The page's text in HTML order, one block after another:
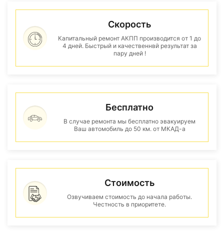
Скорость
Капитальный ремонт АКПП производится от 1 до
4 дней. Быстрый и качественнвй результат за
пару дней !
Бесплатно
В случае ремонта мы бесплатно эвакуируем
Ваш автомобиль до 50 км. от МКАД-а
Стоимость
Озвучиваем стоимость до начала работы.
Честность в приоритете.